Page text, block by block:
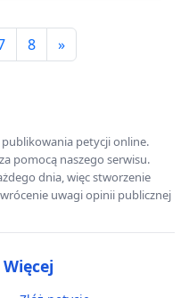
8 »
petycji online.
pomocą naszego serwisu.
dnia, więc stworzenie
uwagi opinii publicznej
Więcej